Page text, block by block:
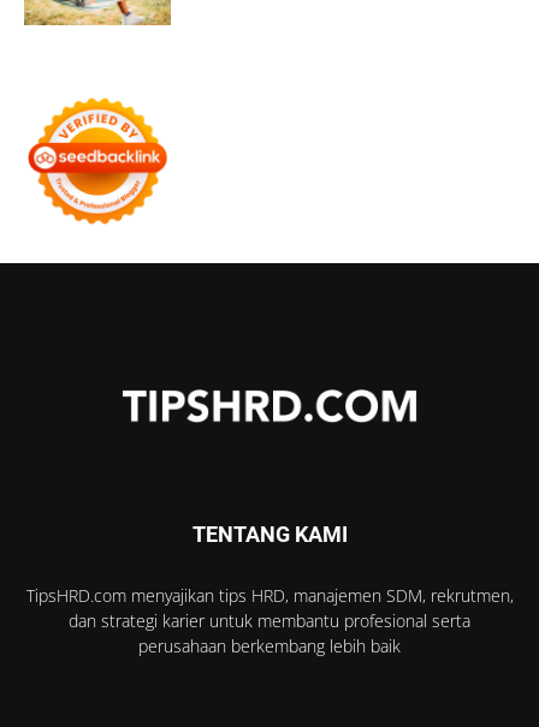
TENTANG KAMI
TipsHRD.com menyajikan tips HRD, manajemen SDM, rekrutmen,
dan strategi karier untuk membantu profesional serta
perusahaan berkembang lebih baik